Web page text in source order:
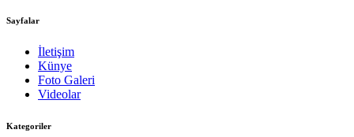
Sayfalar
İletişim
Künye
Foto Galeri
Videolar
Kategoriler